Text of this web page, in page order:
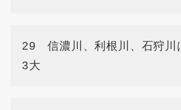
29 信濃川、利根川、石狩川
3大